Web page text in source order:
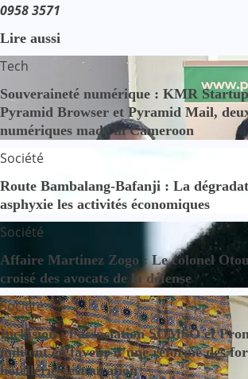
0958 3571
Lire aussi
Tech
Souveraineté numérique : KMR
Pyramid Browser et Pyramid Mail,
numériques made in Cameroon
Société
Route Bambalang-Bafanji : La
asphyxie les activités économiques
Société
Affaire Martinez Zogo : Le colonel
croisé des avocats de la défense
Société
Inclusion : l’association SOMSO et
militent en faveur d’une réforme des
hôtellerie-restauration